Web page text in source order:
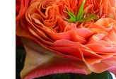
ミツキモノボンサイ
ユリアジアティック
ユーカリ
ユー
ラナンキュラス